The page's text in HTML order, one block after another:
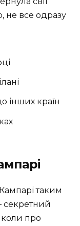
не все одразу
інших країн
таким
секретний
коли про